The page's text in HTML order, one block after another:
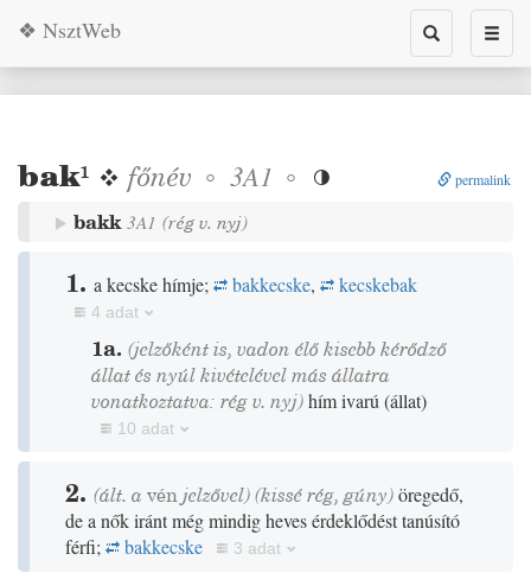
Toggle
search
❖ NsztWeb
bak¹ ❖ főnév ◦ 3A1 ◦  permalink
bakk 3A1 (rég v. nyj)
1. a kecske hímje; bakkecske, kecskebak
4 adat
1a. (jelzőként is, vadon élő kisebb kérődző
állat és nyúl kivételével más állatra
vonatkoztatva: régv. nyj)hím ivarú (állat)
10 adat
2. (ált. a vénjelzővel)(kissérég, gúny)öregedő,
de a nők iránt még mindig heves érdeklődést tanúsító
férfi;
bakkecske 3 adat